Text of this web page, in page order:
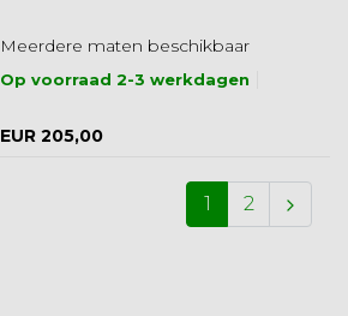
Meerdere maten beschikbaar
Op voorraad 2-3 werkdagen
EUR 205,00
1 2